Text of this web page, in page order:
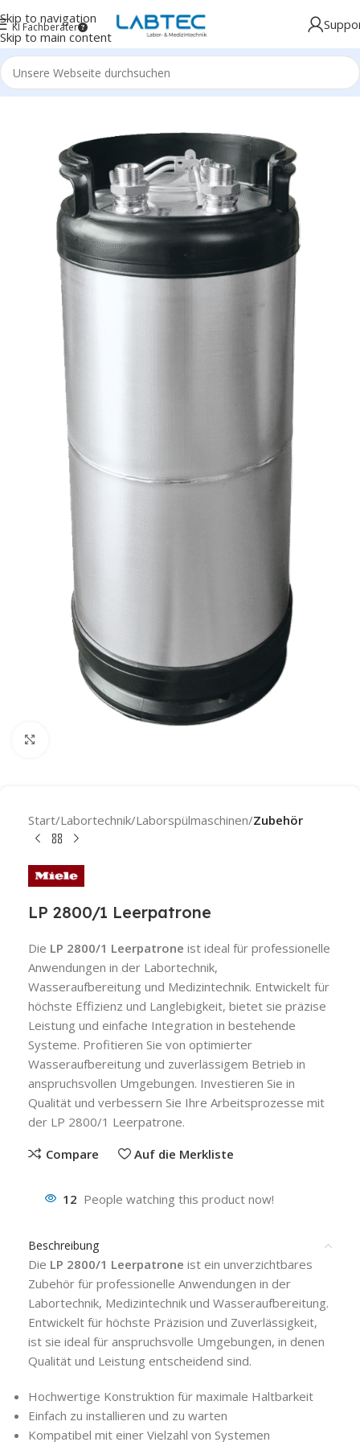
Skip to navigation
Skip to main content
KI Fachberater
Start Labortechnik Laborspülmaschinen Zubehör
LP 2800/1 Leerpatrone
Die LP 2800/1 Leerpatrone ist ideal für professionelle
Anwendungen in der Labortechnik,
Wasseraufbereitung und Medizintechnik. Entwickelt für
höchste Effizienz und Langlebigkeit, bietet sie präzise
Leistung und einfache Integration in bestehende
Systeme. Profitieren Sie von optimierter
Wasseraufbereitung und zuverlässigem Betrieb in
anspruchsvollen Umgebungen. Investieren Sie in
Qualität und verbessern Sie Ihre Arbeitsprozesse mit
der LP 2800/1 Leerpatrone.
Compare
Auf die Merkliste
12 People watching this product now!
Beschreibung
Die LP 2800/1 Leerpatrone ist ein unverzichtbares
Zubehör für professionelle Anwendungen in der
Labortechnik, Medizintechnik und Wasseraufbereitung.
Entwickelt für höchste Präzision und Zuverlässigkeit,
ist sie ideal für anspruchsvolle Umgebungen, in denen
Qualität und Leistung entscheidend sind.
Hochwertige Konstruktion für maximale Haltbarkeit
Einfach zu installieren und zu warten
Kompatibel mit einer Vielzahl von Systemen